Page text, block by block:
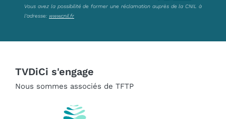
Vous avez la possibilité de former une réclamation auprès de la CNIL à
l’adresse: www.cnil.fr
TVDiCi s'engage
Nous sommes associés de TFTP